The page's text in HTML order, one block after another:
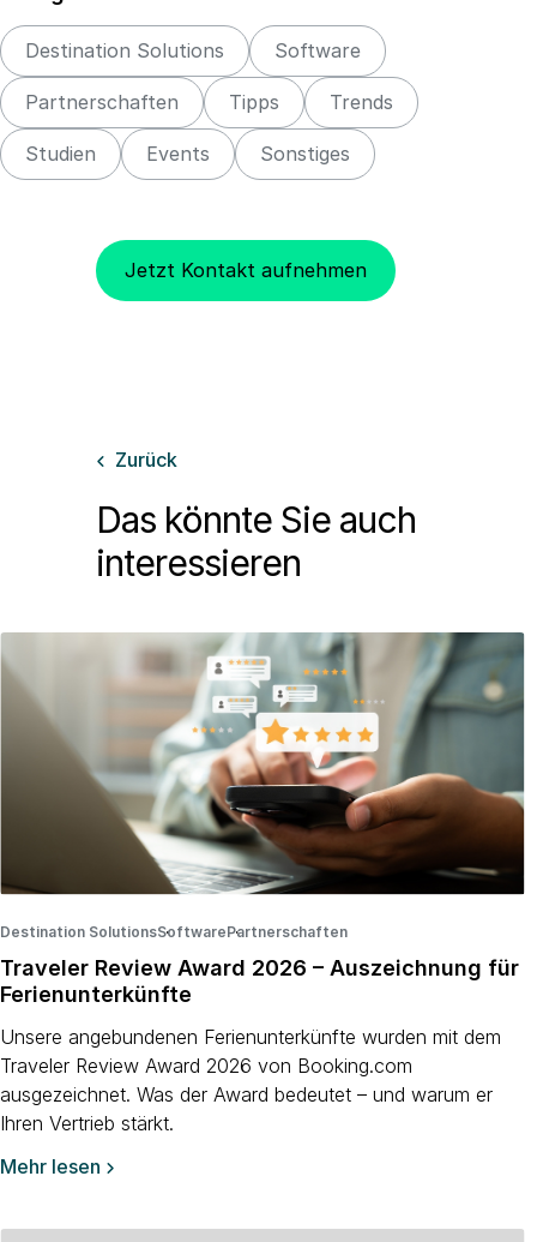
Destination Solutions Software
Partnerschaften Tipps Trends
Studien Events Sonstiges
Jetzt Kontakt aufnehmen
 Zurück
Das könnte Sie auch
interessieren
Destination Solutions ·
Software ·
Partnerschaften
Traveler Review Award 2026 – Auszeichnung für
Ferienunterkünfte
Unsere angebundenen Ferienunterkünfte wurden mit dem
Traveler Review Award 2026 von Booking.com
ausgezeichnet. Was der Award bedeutet – und warum er
Ihren Vertrieb stärkt.
Mehr lesen 